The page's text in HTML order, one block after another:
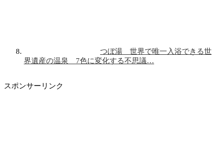
つぼ湯 世界で唯一入浴できる世
界遺産の温泉 7色に変化する不思議…
スポンサーリンク